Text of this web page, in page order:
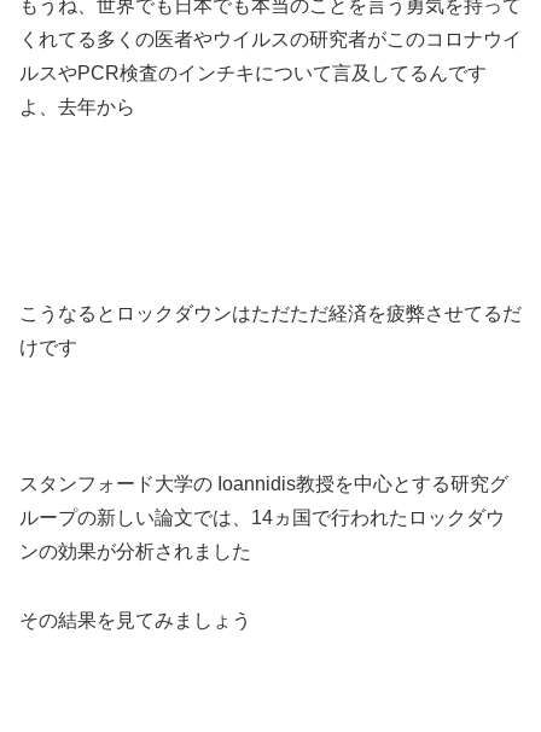
もうね、世界でも日本でも本当のことを言う勇気を持って
くれてる多くの医者やウイルスの研究者がこのコロナウイ
ルスやPCR検査のインチキについて言及してるんです
よ、去年から
こうなるとロックダウンはただただ経済を疲弊させてるだ
けです
スタンフォード大学の Ioannidis教授を中心とする研究グ
ループの新しい論文では、14ヵ国で行われたロックダウ
ンの効果が分析されました
その結果を見てみましょう